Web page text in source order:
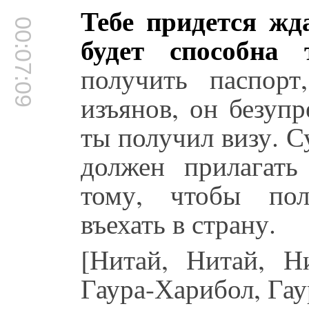
00:07:09 Тебе придется
будет способна
получить
изъянов, он
ты получил визу.
должен
тому, чтобы
въехать в страну.
[Нитай, Нитай,
Гаура-Харибол,